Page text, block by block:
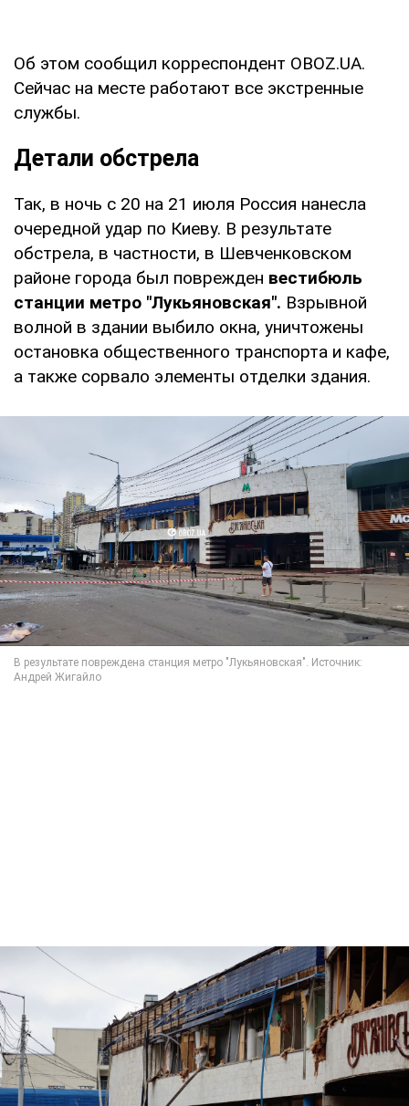
Об этом сообщил корреспондент OBOZ.UA.
Сейчас на месте работают все экстренные
службы.
Детали обстрела
Так, в ночь с 20 на 21 июля Россия нанесла
очередной удар по Киеву. В результате
обстрела, в частности, в Шевченковском
районе города был поврежден вестибюль
станции метро "Лукьяновская". Взрывной
волной в здании выбило окна, уничтожены
остановка общественного транспорта и кафе,
а также сорвало элементы отделки здания.